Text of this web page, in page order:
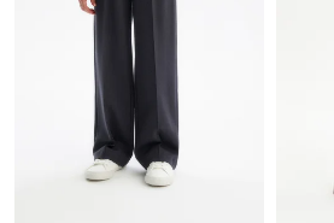
Флис, термобелье
Готовые решения для школы
Последний размер
Готовые решения для школы
Последний размер